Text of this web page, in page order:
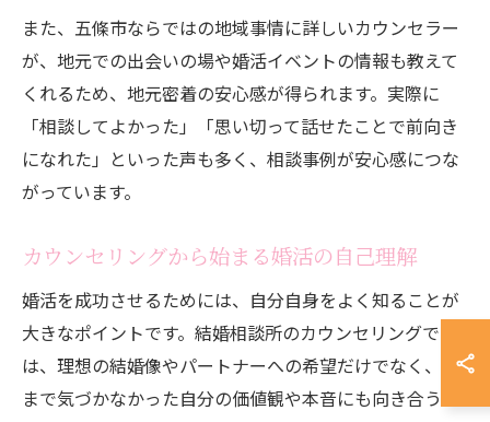
また、五條市ならではの地域事情に詳しいカウンセラー
が、地元での出会いの場や婚活イベントの情報も教えて
くれるため、地元密着の安心感が得られます。実際に
「相談してよかった」「思い切って話せたことで前向き
になれた」といった声も多く、相談事例が安心感につな
がっています。
カウンセリングから始まる婚活の自己理解
婚活を成功させるためには、自分自身をよく知ることが
大きなポイントです。結婚相談所のカウンセリングで
は、理想の結婚像やパートナーへの希望だけでなく、今
まで気づかなかった自分の価値観や本音にも向き合う機